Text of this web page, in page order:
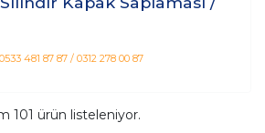
481 87 87 / 0312 278 00 87
101 ürün listeleniyor.